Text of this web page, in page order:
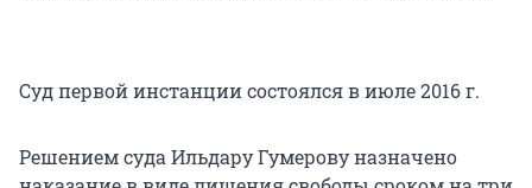
Суд первой инстанции состоялся в июле 2016 г.
Решением суда Ильдару Гумерову назначено